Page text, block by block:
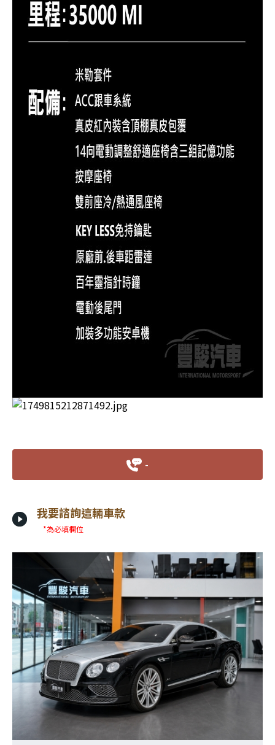
-
我要諮詢這輛車款
*為必填欄位